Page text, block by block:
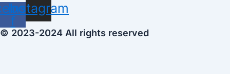
f
Instagram
© 2023-2024 All rights reserved